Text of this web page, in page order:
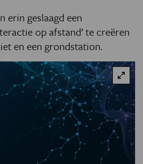
erin geslaagd een
op afstand’ te creëren
en een grondstation.